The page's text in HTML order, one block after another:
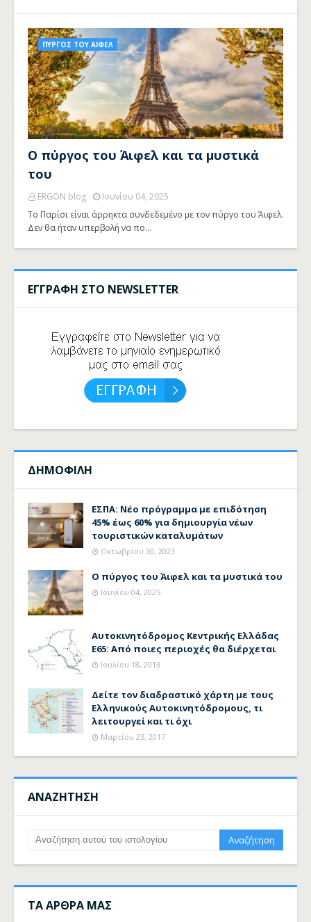
ΠΥΡΓΟΣ ΤΟΥ ΑΙΦΕΛ
Ο πύργος του Άιφελ και τα μυστικά
του
ERGON blog
Ιουνίου 04, 2025
Το Παρίσι είναι άρρηκτα συνδεδεμένο με τον πύργο του Άιφελ.
Δεν θα ήταν υπερβολή να πο…
ΕΓΓΡΑΦΗ ΣΤΟ NEWSLETTER
ΔΗΜΟΦΙΛΗ
ΕΣΠΑ: Νέο πρόγραμμα με επιδότηση
45% έως 60% για δημιουργία νέων
τουριστικών καταλυμάτων
Οκτωβρίου 30, 2023
Ο πύργος του Άιφελ και τα μυστικά του
Ιουνίου 04, 2025
Αυτοκινητόδρομος Κεντρικής Ελλάδας
Ε65: Από ποιες περιοχές θα διέρχεται
Ιουλίου 18, 2013
Δείτε τον διαδραστικό χάρτη με τους
Ελληνικούς Αυτοκινητόδρομους, τι
λειτουργεί και τι όχι
Μαρτίου 23, 2017
ΑΝΑΖΗΤΗΣΗ
ΤΑ ΑΡΘΡΑ ΜΑΣ